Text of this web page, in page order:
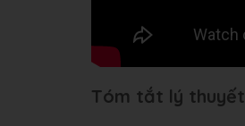
Tóm tắt lý thuyết